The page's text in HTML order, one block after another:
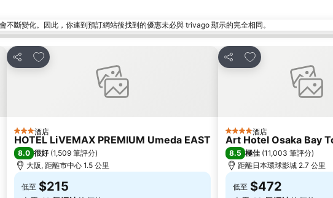
不斷變化。因此，你連到預訂網站後找到的優惠未必與 trivago 顯示的完全相同。
分享
放到收藏夾
3 星級酒店
HOTEL LiVEMAX PREMIUM Umeda EAST
8.0 很好 (1,509 筆評分)
大阪, 距離市中心 1.5 公里
低至 $215
分享
放到收藏夾
4 星級 酒店
Art Hotel Osaka Bay
8.5 極佳 (11,003 筆評分)
距離日本環球影城 2.7 公里
低至 $472